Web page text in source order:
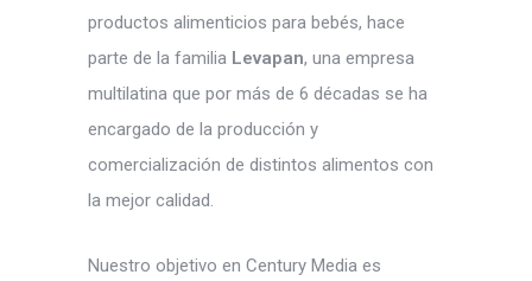
productos alimenticios para bebés, hace
parte de la familia Levapan, una empresa
multilatina que por más de 6 décadas se ha
encargado de la producción y
comercialización de distintos alimentos con
la mejor calidad.
Nuestro objetivo en Century Media es